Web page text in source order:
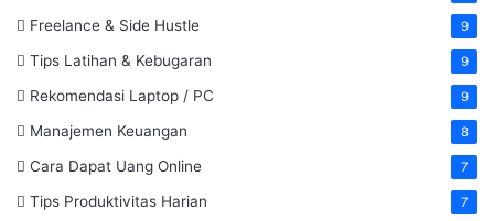
Freelance & Side Hustle 9
Tips Latihan & Kebugaran 9
Rekomendasi Laptop / PC 9
Manajemen Keuangan 8
Cara Dapat Uang Online 7
Tips Produktivitas Harian 7